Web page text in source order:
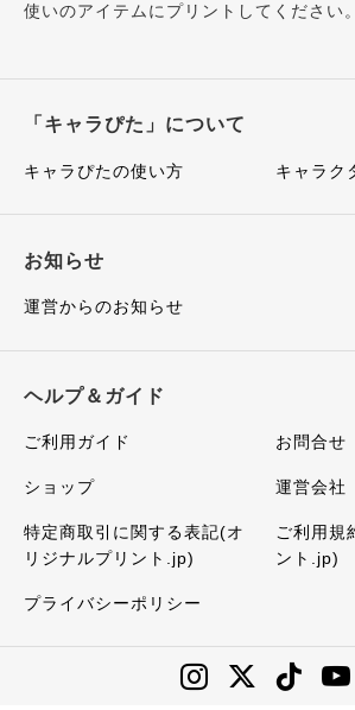
使いのアイテムにプリントしてください。
「キャラぴた」について
キャラぴたの使い方 キャラク
お知らせ
運営からのお知らせ
ヘルプ＆ガイド
ご利用ガイド お問合せ
ショップ 運営会社
特定商取引に関する表記(オ
リジナルプリント.jp)
ご利用規
ント.jp)
プライバシーポリシー